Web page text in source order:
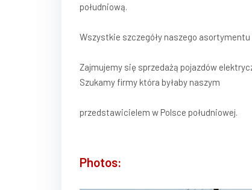
południową.
Wszystkie szczegóły naszego asortymentu
Zajmujemy się sprzedażą pojazdów
Szukamy firmy która byłaby naszym
przedstawicielem w Polsce południowej.
Photos: